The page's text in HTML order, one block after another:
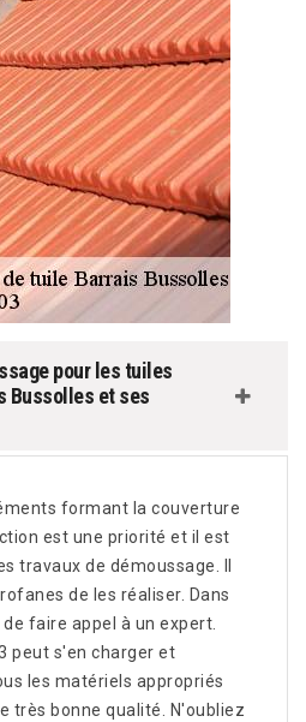
pour les tuiles
Bussolles et ses
formant la couverture
est une priorité et il est
travaux de démoussage. Il
de les réaliser. Dans
faire appel à un expert.
peut s'en charger et
les matériels appropriés
très bonne qualité. N'oubliez